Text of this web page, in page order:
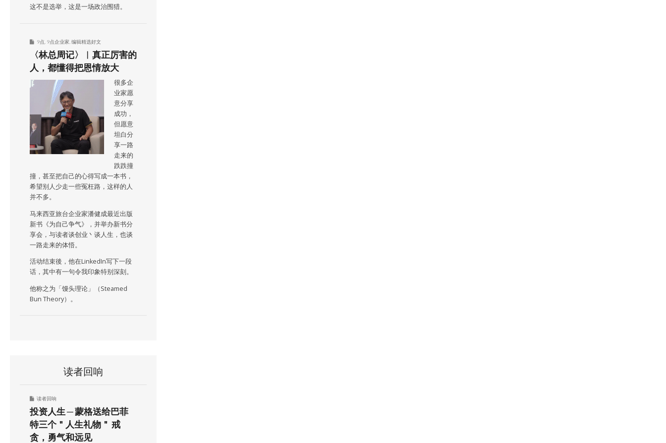
这不是选举，这是一场政治围猎。
9点 9点企业家 编辑精选好文
〈林总周记〉︱真正厉害的
人，都懂得把恩情放大
很多企
业家愿
意分享
成功，
但愿意
坦白分
享一路
走来的
跌跌撞
撞，甚至把自己的心得写成一本书，
希望别人少走一些冤枉路，这样的人
并不多。
马来西亚旅台企业家潘健成最近出版
新书《为自己争气》，并举办新书分
享会，与读者谈创业丶谈人生，也谈
一路走来的体悟。
活动结束後，他在LinkedIn写下一段
话，其中有一句令我印象特别深刻。
他称之为「馒头理论」（Steamed
Bun Theory）。
读者回响
读者回响
投资人生 ─ 蒙格送给巴菲
特三个＂人生礼物＂ 戒
贪，勇气和远见